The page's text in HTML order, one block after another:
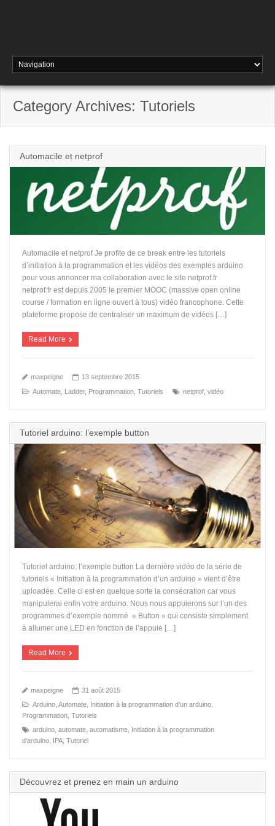
Category Archives: Tutoriels
Automacile et netprof
Automacile et netprof Je profite de ce break entre les tutoriels
d’initiation à la programmation et les vidéos des exemples arduino
pour vous annoncer ma collaboration avec le site netprof.fr
netprof.fr est depuis 2005 le premier MOOC (massive open online
course / formation en ligne ouvert à tous) vidéo francophone. Cette
plateforme propose de centraliser un maximum de vidéos […]
Read More
maxpeigne
13 septembre 2015
Automate, Ladder, Programmation,Tutoriels netprof,vidéo
Tutoriel arduino: l’exemple button
Tutoriel arduino: l’exemple button La dernière vidéo de la série de
tutoriels « Initiation à la programmation d’un arduino » vient d’être
uploadée. Celle ci est en quelque sorte la consécration car vous
manipulerai enfin votre arduino. Nous nous appuierons sur l’un des
programmes d’exemple nommé « Button » qui consiste simplement
à allumer une LED en fonction de l’appuie […]
Read More
maxpeigne
31 août 2015
Arduino ,Automate Initiation à la programmation d'un arduino
Programmation ,Tutoriels
arduino ,automate ,automatisme
Initiation à la programmation
d'arduino
IPA ,Tutoriel
Découvrez et prenez en main un arduino